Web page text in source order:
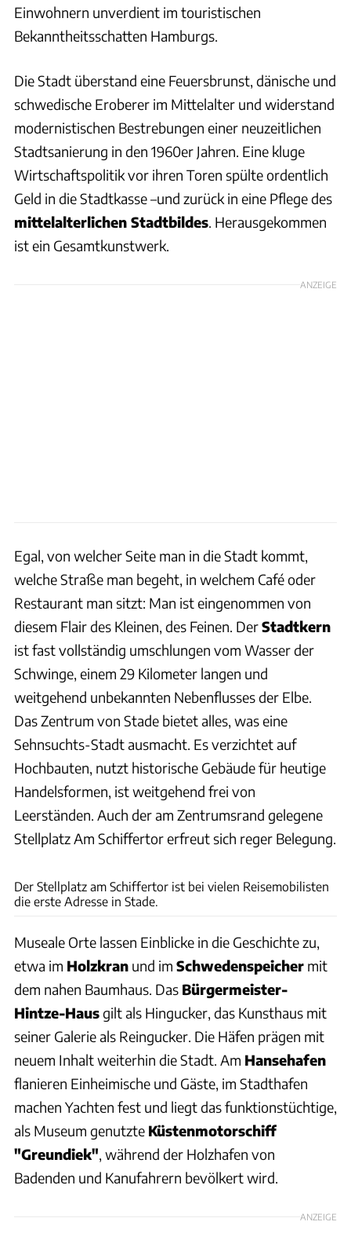
Einwohnern unverdient im touristischen
Bekanntheitsschatten Hamburgs.
Die Stadt überstand eine Feuersbrunst, dänische und
schwedische Eroberer im Mittelalter und widerstand
modernistischen Bestrebungen einer neuzeitlichen
Stadtsanierung in den 1960er Jahren. Eine kluge
Wirtschaftspolitik vor ihren Toren spülte ordentlich
Geld in die Stadtkasse –und zurück in eine Pflege des
mittelalterlichen Stadtbildes. Herausgekommen
ist ein Gesamtkunstwerk.
ANZEIGE
Egal, von welcher Seite man in die Stadt kommt,
welche Straße man begeht, in welchem Café oder
Restaurant man sitzt: Man ist eingenommen von
diesem Flair des Kleinen, des Feinen. DerStadtkern
ist fast vollständig umschlungen vom Wasser der
Schwinge, einem 29 Kilometer langen und
weitgehend unbekannten Nebenflusses der Elbe.
Das Zentrum von Stade bietet alles, was eine
Sehnsuchts-Stadt ausmacht. Es verzichtet auf
Hochbauten, nutzt historische Gebäude für heutige
Handelsformen, ist weitgehend frei von
Leerständen. Auch der am Zentrumsrand gelegene
Stellplatz Am Schiffertor erfreut sich reger Belegung.
Der Stellplatz am Schiffertor ist bei vielen Reisemobilisten
die erste Adresse in Stade.
Museale Orte lassen Einblicke in die Geschichte zu,
etwa im Holzkran und im Schwedenspeicher mit
dem nahen Baumhaus. Das Bürgermeister-
Hintze-Hausgilt als Hingucker, das Kunsthaus mit
seiner Galerie als Reingucker. Die Häfen prägen mit
neuem Inhalt weiterhin die Stadt. Am Hansehafen
flanieren Einheimische und Gäste, im Stadthafen
machen Yachten fest und liegt das funktionstüchtige,
als Museum genutzte Küstenmotorschiff
"Greundiek", während der Holzhafen von
Badenden und Kanufahrern bevölkert wird.
ANZEIGE